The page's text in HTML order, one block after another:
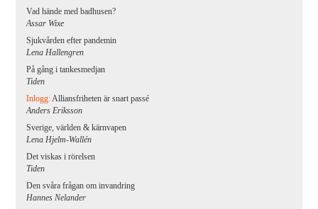
Vad hände med badhusen?
Assar Wixe
Sjukvården efter pandemin
Lena Hallengren
På gång i tankesmedjan
Tiden
Inlogg:Alliansfriheten är snart passé
Anders Eriksson
Sverige, världen & kärnvapen
Lena Hjelm-Wallén
Det viskas i rörelsen
Tiden
Den svåra frågan om invandring
Hannes Nelander